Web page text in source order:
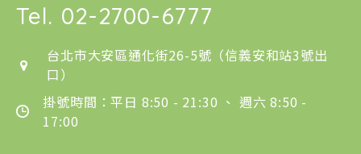
Tel. 02-2700-6777
台北市大安區通化街26-5號（信義安和站3號出
口）
掛號時間：平日 8:50 - 21:30 、 週六 8:50 -
17:00